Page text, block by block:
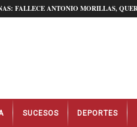
FALLECE ANTONIO MORILLAS,
SUCESOS DEPORTES